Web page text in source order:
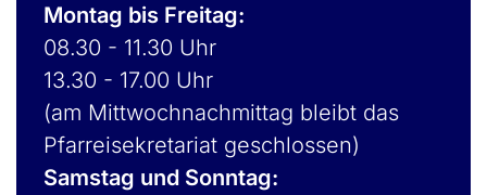
Montag bis Freitag:
08.30 - 11.30 Uhr
13.30 - 17.00 Uhr
(am Mittwochnachmittag bleibt das
Pfarreisekretariat geschlossen)
Samstag und Sonntag: